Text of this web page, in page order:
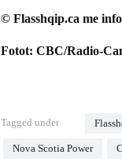
© Flasshqip.ca me
Fotot: CBC/Radio-
Tagged under
Nova Scotia Power